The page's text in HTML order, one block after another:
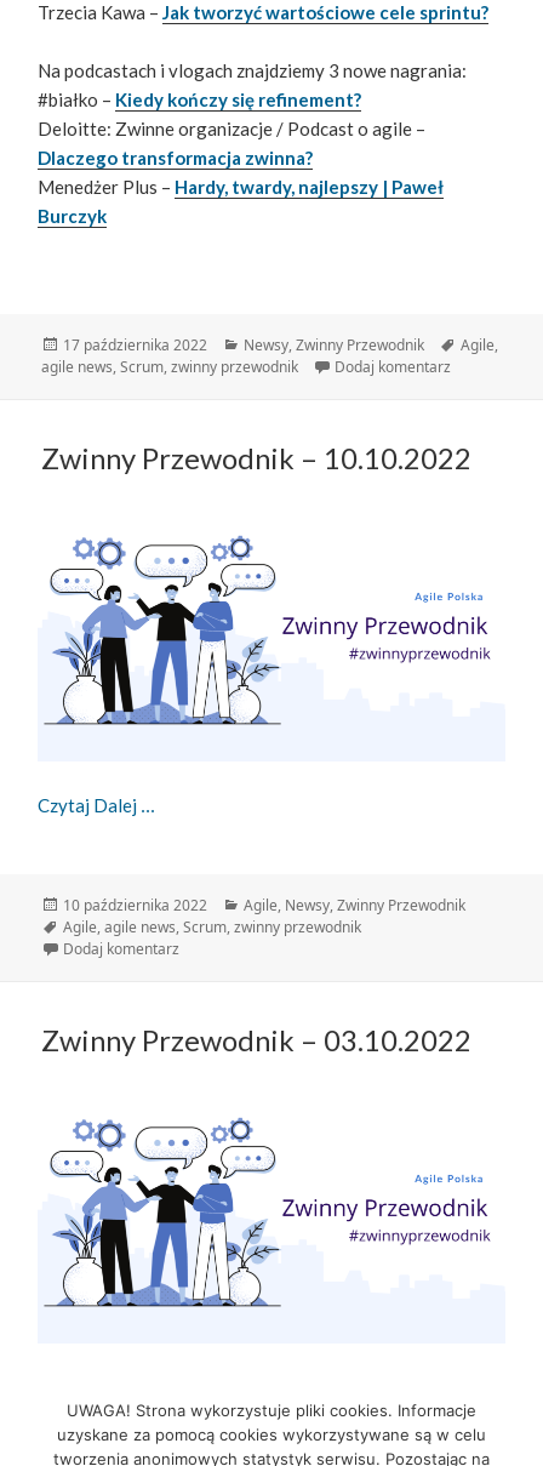
Trzecia Kawa –Jak tworzyć wartościowe cele sprintu?
Na podcastach i vlogach znajdziemy 3 nowe nagrania:
#białko – Kiedy kończy się refinement?
Deloitte: Zwinne organizacje / Podcast o agile –
Dlaczego transformacja zwinna?
Menedżer Plus – Hardy, twardy, najlepszy | Paweł
Burczyk
Data
publikacji
17 października 2022 Kategorie
Newsy,Zwinny Przewodnik Tagi
Agile,
agile news,Scrum,zwinny przewodnik Dodaj komentarz
Zwinny Przewodnik – 10.10.2022
Czytaj Dalej
Data
publikacji
10 października 2022 Kategorie
Agile, Newsy,Zwinny Przewodnik
Tagi
Agile,agile news,Scrum,zwinny przewodnik
Dodaj komentarz
Zwinny Przewodnik – 03.10.2022
UWAGA! Strona wykorzystuje pliki cookies. Informacje
uzyskane za pomocą cookies wykorzystywane są w celu
tworzenia anonimowych statystyk serwisu. Pozostając na